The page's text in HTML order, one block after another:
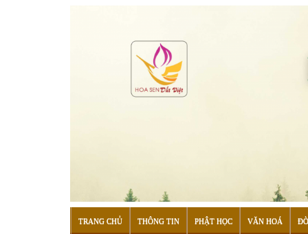
TRANG CHỦ THÔNG TIN PHẬT HỌC VĂN HOÁ